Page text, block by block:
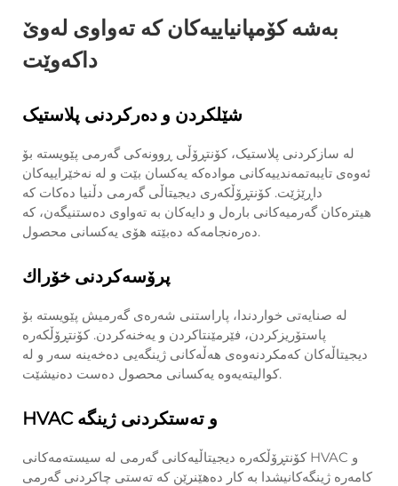
بەشە کۆمپانیاییەکان کە تەواوی لەوێ
داکەوێت
شێلکردن و دەرکردنی پلاستیک
لە سازکردنی پلاستیک، کۆنتڕۆڵی ڕوونەکی گەرمی پێویستە بۆ
ئەوەی تایبەتمەندییەکانی موادەکە یەکسان بێت و لە نەخێراییەکان
داڕێژێت. کۆنتڕۆڵکەری دیجیتاڵی گەرمی دڵنیا دەکات کە
هیترەکان گەرمیەکانی بارەل و دایەکان بە تەواوی دەستنیگەن، کە
دەرەنجامەکە دەبێتە هۆی یەکسانی محصول.
پرۆسەكردنی خۆراك
لە صنایەتی خواردندا، پاراستنی شەرەی گەرمیش پێویستە بۆ
پاستۆریزکردن، فێرمێنتاکردن و یەخنەکردن. کۆنتڕۆڵکەرە
دیجیتاڵەکان کەمکردنەوەی هەڵەکانی ژینگەیی دەخەینە سەر و لە
کوالیتەیەوە یەکسانی محصول دەست دەنیشێت.
HVAC و تەستکردنی ژینگە
کۆنتڕۆڵکەرە دیجیتاڵیەکانی گەرمی لە سیستەمەکانی HVAC و
کامەرە ژینگەکانیشدا بە کار دەهێنرێن کە تەستی چاکردنی گەرمی